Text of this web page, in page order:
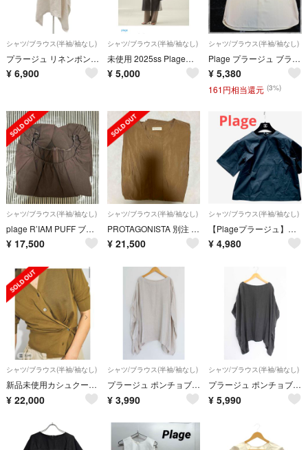
シャツ/ブラウス(半袖/袖なし)
プラージュ リネンポンチョ ブラウス グレージュ 21051922102020
¥ 6,900
シャツ/ブラウス(半袖/袖なし)
未使用 2025ss Plageシアーノースリーブトップス プラージュ
¥ 5,000
シャツ/ブラウス(半袖/袖なし)
Plage プラージュ ブラウス シャツ ノースリーブ タンクトップ 白 無地 トップス プルオーバー ホワイト レディース F
¥ 5,380
161円相当還元 (3%)
シャツ/ブラウス(半袖/袖なし)
plage R’IAM PUFF ブラウス
¥ 17,500
シャツ/ブラウス(半袖/袖なし)
PROTAGONISTA 別注 SIDE RBN WASHABLE SATIN
¥ 21,500
シャツ/ブラウス(半袖/袖なし)
【Plageプラージュ】濃紺ネイビー半袖シャツブラウスシンプルトップスコットン
¥ 4,980
シャツ/ブラウス(半袖/袖なし)
新品未使用カシュクールカーディガン
¥ 22,000
シャツ/ブラウス(半袖/袖なし)
プラージュ ポンチョブラウス レディース ベージュ【中古】【新入荷】●
¥ 3,990
シャツ/ブラウス(半袖/袖なし)
プラージュ ポンチョブラウス レディース グレー【中古】【新入荷】●
¥ 5,990